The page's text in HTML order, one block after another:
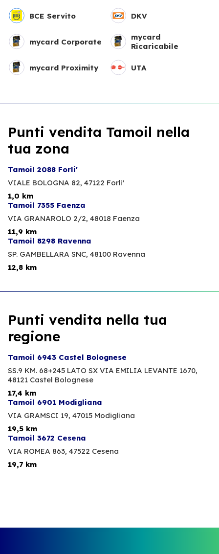
BCE Servito DKV
mycard Corporate
mycard
Ricaricabile
mycard Proximity UTA
Punti vendita Tamoil nella
tua zona
Tamoil 2088 Forli'
VIALE BOLOGNA 82, 47122 Forli'
1,0 km
Tamoil 7355 Faenza
VIA GRANAROLO 2/2, 48018 Faenza
11,9 km
Tamoil 8298 Ravenna
SP. GAMBELLARA SNC, 48100 Ravenna
12,8 km
Punti vendita nella tua
regione
Tamoil 6943 Castel Bolognese
SS.9 KM. 68+245 LATO SX VIA EMILIA LEVANTE 1670,
48121 Castel Bolognese
17,4 km
Tamoil 6901 Modigliana
VIA GRAMSCI 19, 47015 Modigliana
19,5 km
Tamoil 3672 Cesena
VIA ROMEA 863, 47522 Cesena
19,7 km